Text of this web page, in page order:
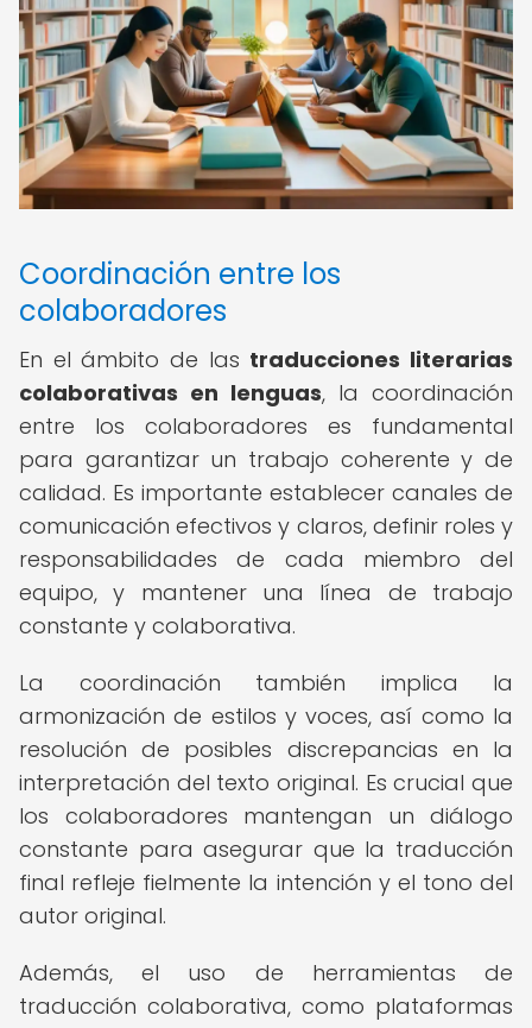
Coordinación entre los
colaboradores
En el ámbito de las traducciones literarias
colaborativas en lenguas, la coordinación
entre los colaboradores es fundamental
para garantizar un trabajo coherente y de
calidad. Es importante establecer canales de
comunicación efectivos y claros, definir roles y
responsabilidades de cada miembro del
equipo, y mantener una línea de trabajo
constante y colaborativa.
La coordinación también implica la
armonización de estilos y voces, así como la
resolución de posibles discrepancias en la
interpretación del texto original. Es crucial que
los colaboradores mantengan un diálogo
constante para asegurar que la traducción
final refleje fielmente la intención y el tono del
autor original.
Además, el uso de herramientas de
traducción colaborativa, como plataformas